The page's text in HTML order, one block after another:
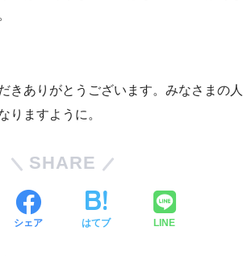
きありがとうございます。みなさまの人
りますように。
SHARE
シェア はてブ LINE